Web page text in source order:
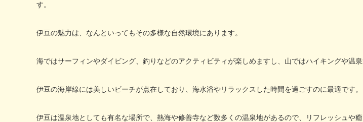
す。
伊豆の魅力は、なんといってもその多様な自然環境にあります。
海ではサーフィンやダイビング、釣りなどのアクティビティが楽しめますし、山ではハイキングや温泉
伊豆の海岸線には美しいビーチが点在しており、海水浴やリラックスした時間を過ごすのに最適です。
伊豆は温泉地としても有名な場所で、熱海や修善寺など数多くの温泉地があるので、リフレッシュや